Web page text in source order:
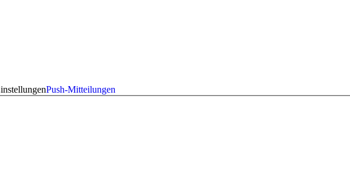
Push-Mitteilungen